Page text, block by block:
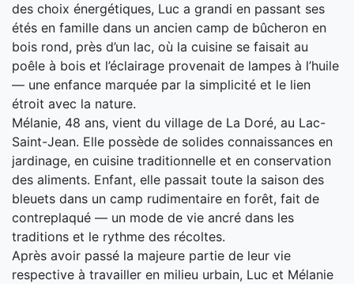
des choix énergétiques, Luc a grandi en passant ses
étés en famille dans un ancien camp de bûcheron en
bois rond, près d’un lac, où la cuisine se faisait au
poêle à bois et l’éclairage provenait de lampes à l’huile
— une enfance marquée par la simplicité et le lien
étroit avec la nature.
Mélanie, 48 ans, vient du village de La Doré, au Lac-
Saint-Jean. Elle possède de solides connaissances en
jardinage, en cuisine traditionnelle et en conservation
des aliments. Enfant, elle passait toute la saison des
bleuets dans un camp rudimentaire en forêt, fait de
contreplaqué — un mode de vie ancré dans les
traditions et le rythme des récoltes.
Après avoir passé la majeure partie de leur vie
respective à travailler en milieu urbain, Luc et Mélanie